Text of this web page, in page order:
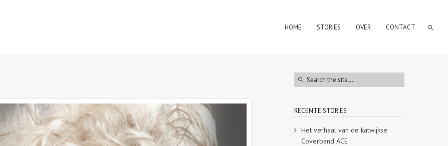
HOME STORIES OVER CONTACT
RECENTE STORIES
Het verhaal van de katwijkse
Coverband ACE